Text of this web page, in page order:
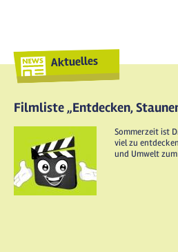
Aktuelles
Filmliste „Entdecken,
Sommerzeit ist
viel zu
und Umwelt zum